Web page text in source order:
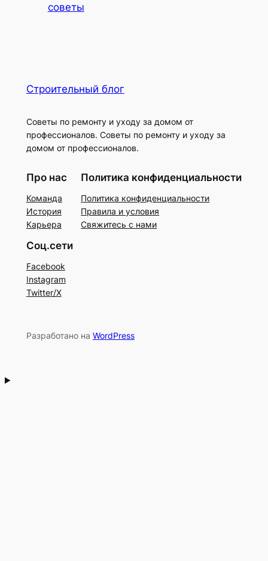
советы
Строительный блог
Советы по ремонту и уходу за домом от
профессионалов. Советы по ремонту и уходу за
домом от профессионалов.
Про нас
Команда
История
Карьера
Политика конфиденциальности
Политика конфиденциальности
Правила и условия
Свяжитесь с нами
Соц.сети
Facebook
Instagram
Twitter/X
Разработано на WordPress